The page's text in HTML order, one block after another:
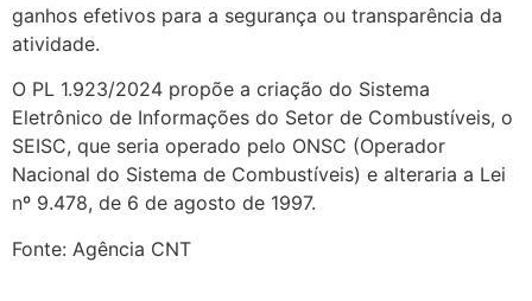
ganhos efetivos para a segurança ou transparência da
atividade.
O PL 1.923/2024 propõe a criação do Sistema
Eletrônico de Informações do Setor de Combustíveis, o
SEISC, que seria operado pelo ONSC (Operador
Nacional do Sistema de Combustíveis) e alteraria a Lei
nº 9.478, de 6 de agosto de 1997.
Fonte: Agência CNT